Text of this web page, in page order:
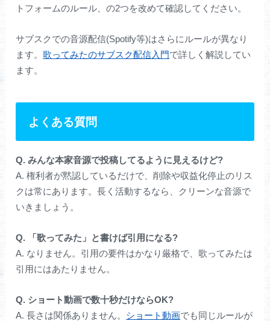
トフォームのルール、の2つを改めて確認してください。
サブスクでの音源配信(Spotify等)はさらにルールが異なり
ます。歌ってみたのサブスク配信入門で詳しく解説してい
ます。
よくある質問
Q. みんな本家音源で投稿してるように見えるけど?
A. 権利者が黙認しているだけで、削除や収益化停止のリス
クは常にあります。長く活動するなら、クリーンな音源で
いきましょう。
Q. 「歌ってみた」と書けば引用になる?
A. なりません。引用の要件はかなり厳格で、歌ってみたは
引用にはあたりません。
Q. ショート動画で数十秒だけならOK?
A. 長さは関係ありません。 ショート動画でも同じルールが